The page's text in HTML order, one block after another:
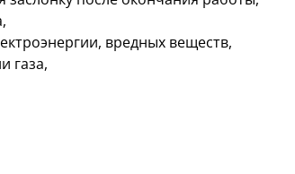
вредных веществ,
газа,